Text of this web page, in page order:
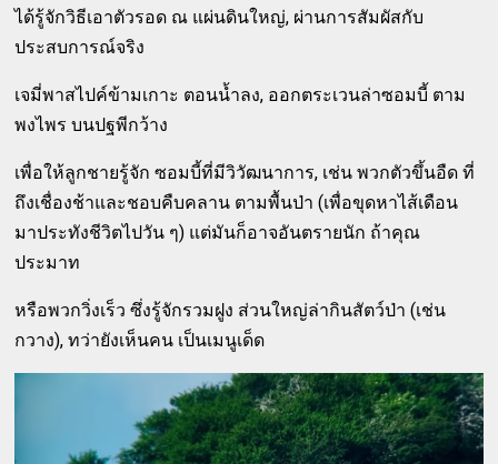
ได้รู้จักวิธีเอาตัวรอด ณ แผ่นดินใหญ่, ผ่านการสัมผัสกับ
ประสบการณ์จริง
เจมี่พาสไปค์ข้ามเกาะ ตอนน้ำลง, ออกตระเวนล่าซอมบี้ ตาม
พงไพร บนปฐพีกว้าง
เพื่อให้ลูกชายรู้จัก ซอมบี้ที่มีวิวัฒนาการ, เช่น พวกตัวขึ้นอืด ที่
ถึงเชื่องช้าและชอบคืบคลาน ตามพื้นป่า (เพื่อขุดหาไส้เดือน
มาประทังชีวิตไปวัน ๆ) แต่มันก็อาจอันตรายนัก ถ้าคุณ
ประมาท
หรือพวกวิ่งเร็ว ซึ่งรู้จักรวมฝูง ส่วนใหญ่ล่ากินสัตว์ป่า (เช่น
กวาง), ทว่ายังเห็นคน เป็นเมนูเด็ด